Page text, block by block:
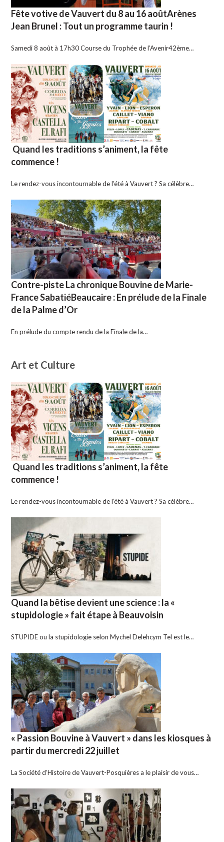
Fête votive de Vauvert du 8 au 16 aoûtArènes
Jean Brunel : Tout un programme taurin !
Samedi 8 août à 17h30 Course du Trophée de l’Avenir42ème…
Quand les traditions s’animent, la fête
commence !
Le rendez-vous incontournable de l’été à Vauvert ? Sa célèbre…
Contre-piste La chronique Bouvine de Marie-
France SabatiéBeaucaire : En prélude de la Finale
de la Palme d’Or
En prélude du compte rendu de la Finale de la…
Art et Culture
Quand les traditions s’animent, la fête
commence !
Le rendez-vous incontournable de l’été à Vauvert ? Sa célèbre…
Quand la bêtise devient une science : la «
stupidologie » fait étape à Beauvoisin
STUPIDE ou la stupidologie selon Mychel Delehcym Tel est le…
« Passion Bouvine à Vauvert » dans les kiosques à
partir du mercredi 22 juillet
La Société d’Histoire de Vauvert-Posquières a le plaisir de vous…